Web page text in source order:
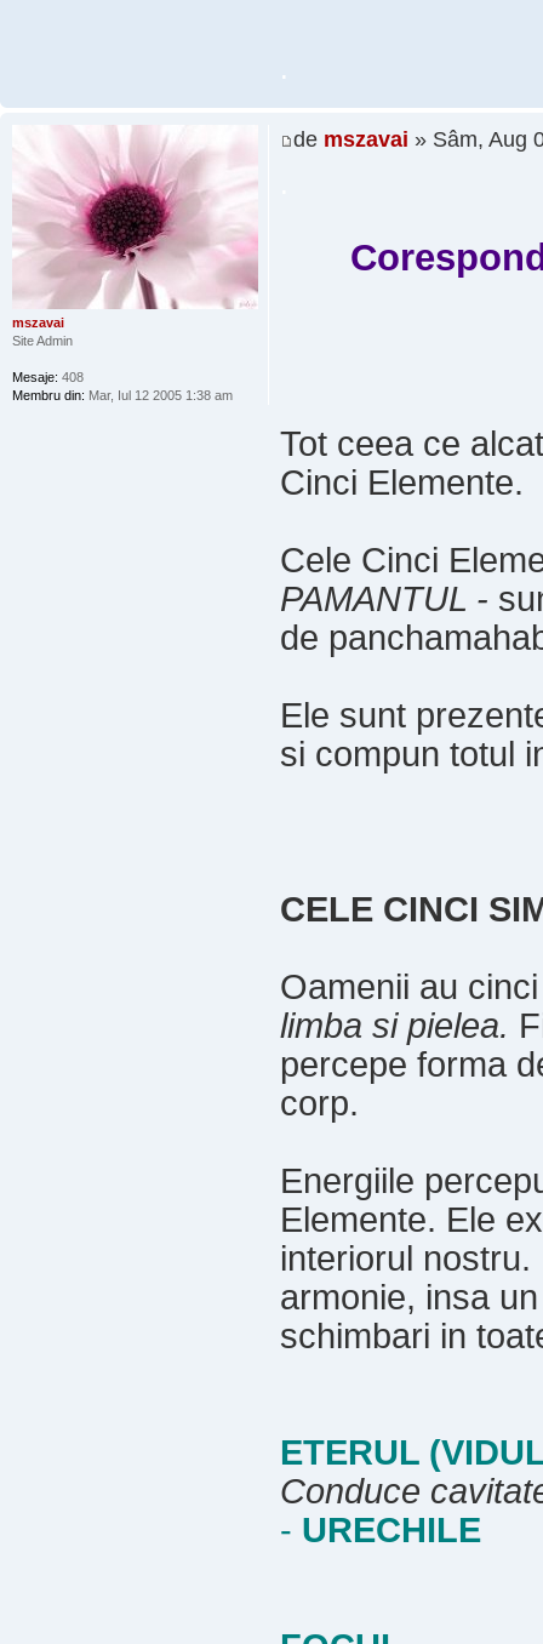
.
de mszavai » Sâm, Aug
Tot ceea ce
Cinci Elemente.
Cele Cinci
PAMANTUL -
de
Ele sunt
si compun totul
CELE CINCI
Oamenii au
limba si pielea.
percepe forma
corp.
Energiile
Elemente. Ele
interiorul
armonie, insa
schimbari in
ETERUL
Conduce
- URECHILE
mszavai
Site Admin
Mesaje: 408
Membru din: Mar, Iul 12 2005 1:38 am